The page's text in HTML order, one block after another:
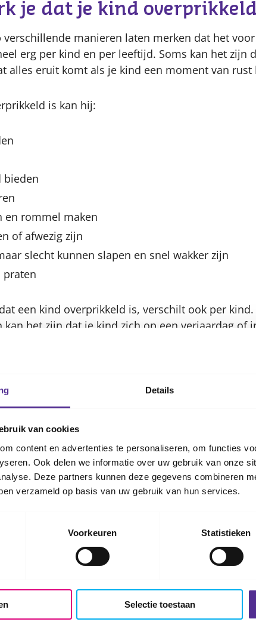
Details
van cookies
content en advertenties te personaliseren, om functies
Ook delen we informatie over uw gebruik van onze
Deze partners kunnen deze gegevens combineren
verzameld op basis van uw gebruik van hun services.
Voorkeuren Statistieken
Selectie toestaan
je dat je kind
verschillende manieren laten merken dat het
erg per kind en per leeftijd. Soms kan het zijn
alles eruit komt als je kind een moment van rust
is kan hij:
bieden
en rommel maken
of afwezig zijn
slecht kunnen slapen en snel wakker zijn
praten
een kind overprikkeld is, verschilt ook per
kan het zijn dat je kind zich op een verjaardag of
teruggetrokken is. Dit gedrag wordt vaak
van overprikkeling zijn', legt Veronique uit.
vaak de lolbroek uithangen en juist in
Hoewel je dit misschien niet snel zal
zijn.'
je doen om overprikkeling
aan een vaste structuur
'De dagen zien er dan net iets anders uit dan
periode een vasteroutine
aan te houden.
dat je kind een duidelijke bedtijd heeft', zegt
in